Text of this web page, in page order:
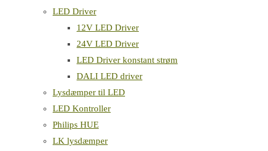
LED Driver
12V LED Driver
24V LED Driver
LED Driver konstant strøm
DALI LED driver
Lysdæmper til LED
LED Kontroller
Philips HUE
LK lysdæmper